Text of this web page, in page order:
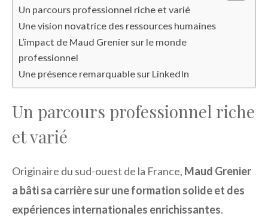
Un parcours professionnel riche et varié
Une vision novatrice des ressources humaines
L’impact de Maud Grenier sur le monde
professionnel
Une présence remarquable sur LinkedIn
Un parcours professionnel riche
et varié
Originaire du sud-ouest de la France, Maud Grenier
a bâti sa carrière sur une formation solide et des
expériences internationales enrichissantes.